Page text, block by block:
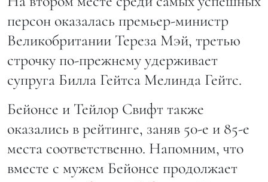
персон оказалась премьер-министр
Великобритании Тереза Мэй, третью
строчку по-прежнему удерживает
супруга Билла Гейтса Мелинда Гейтс.
Бейонсе и Тейлор Свифт также
оказались в рейтинге, заняв 50-е и 85-е
места соответственно. Напомним, что
вместе с мужем Бейонсе продолжает